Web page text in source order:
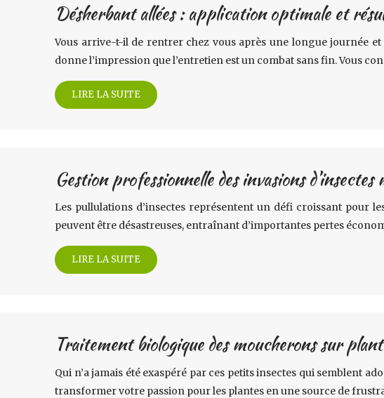
Désherbant allées : application optimale et
Vous arrive-t-il de rentrer chez vous après une longue journée et
donne l’impression que l’entretien est un combat sans fin. Vous
LIRE LA SUITE
Gestion professionnelle des invasions d’insectes
Les pullulations d’insectes représentent un défi croissant pour
peuvent être désastreuses, entraînant d’importantes pertes
LIRE LA SUITE
Traitement biologique des moucherons sur
Qui n’a jamais été exaspéré par ces petits insectes qui semblent
transformer votre passion pour les plantes en une source de